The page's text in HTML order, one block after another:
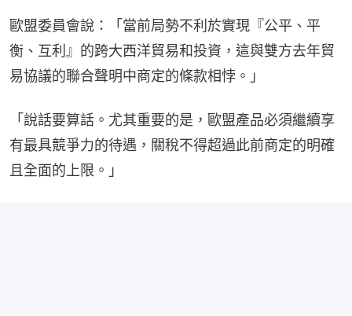
歐盟委員會說：「當前局勢不利於實現『公平、平
衡、互利』的跨大西洋貿易和投資，這與雙方去年貿
易協議的聯合聲明中商定的條款相悖。」
「說話要算話。尤其重要的是，歐盟產品必須繼續享
有最具競爭力的待遇，關稅不得超過此前商定的明確
且全面的上限。」